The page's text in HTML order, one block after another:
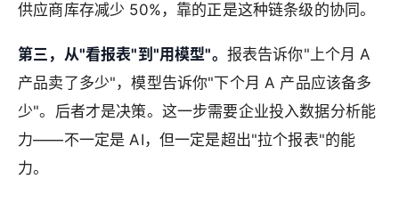
供应商库存减少 50%，靠的正是这种链条级的协同。
第三，从"看报表"到"用模型"。 报表告诉你"上个月 A
产品卖了多少"，模型告诉你"下个月 A 产品应该备多
少"。后者才是决策。这一步需要企业投入数据分析能
力——不一定是 AI，但一定是超出"拉个报表"的能
力。